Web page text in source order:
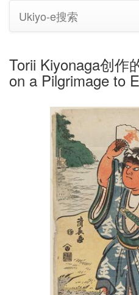
Ukiyo-e搜索
Torii Kiyonaga创作
on a Pilgrimage to